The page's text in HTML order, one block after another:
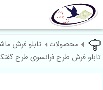
محصولات تابلو فرش
تابلو فرش طرح فرانسوی طرح